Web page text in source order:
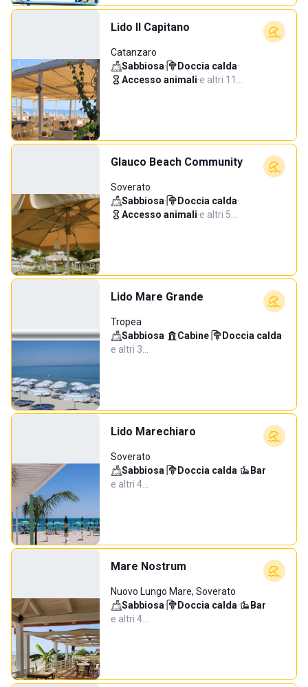
Lido Il Capitano
Catanzaro
Sabbiosa· Doccia calda·
Accesso animali·e altri 11…
Glauco Beach Community
Soverato
Sabbiosa· Doccia calda·
Accesso animali·e altri 5…
Lido Mare Grande
Tropea
Sabbiosa· Cabine· Doccia calda·
e altri 3…
Lido Marechiaro
Soverato
Sabbiosa· Doccia calda· Bar·
e altri 4…
Mare Nostrum
Nuovo Lungo Mare, Soverato
Sabbiosa· Doccia calda· Bar·
e altri 4…